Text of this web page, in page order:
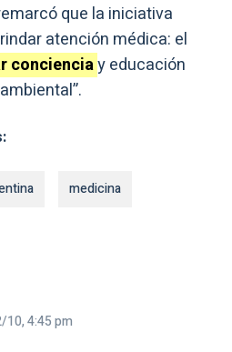
que la iniciativa
atención médica: el
concienciay educación
medicina
10, 4:45 pm